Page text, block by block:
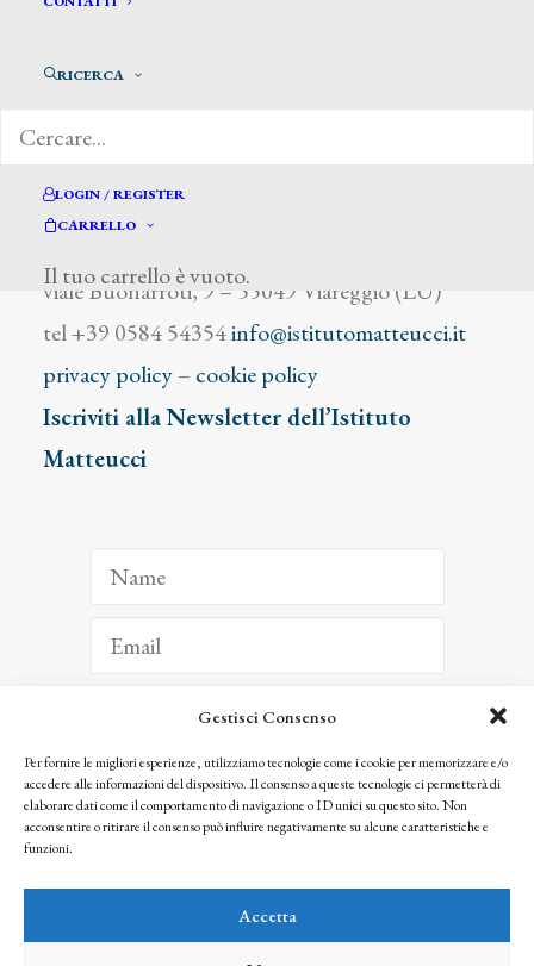
Gestisci Consenso
Per fornire le migliori esperienze, utilizziamo tecnologie come i cookie per memorizzare e/o
accedere alle informazioni del dispositivo. Il consenso a queste tecnologie ci permetterà di
elaborare dati come il comportamento di navigazione o ID unici su questo sito. Non
acconsentire o ritirare il consenso può influire negativamente su alcune caratteristiche e
funzioni.
Accetta
RICERCA
LOGIN / REGISTER
CARRELLO
Il tuo carrello è vuoto.
viale Buonarroti, 9 – 55049 Viareggio (LU)
tel +39 0584 54354info@istitutomatteucci.it
privacy policy– cookie policy
Iscriviti alla Newsletter dell’Istituto
Matteucci
ISCRIVITI
Facendo clic per iscriverti, riconosci che le tue informazioni saranno trattate
seguendo la nostra Privacy Policy
© 2025 Istituto Matteucci. All right reserved
l’autorizzazione scritta dei proprietari dei diritti e dell’Istituto Matteucci